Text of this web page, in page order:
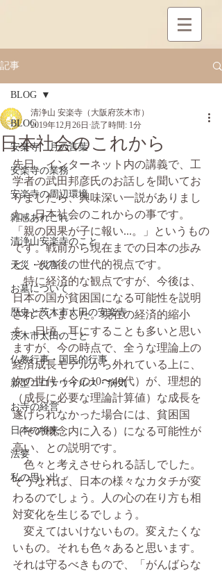
記事
BLOG
安楽寺 月の言葉
安楽寺の業務
安楽寺の周辺環境
雑感あれこれ
清浄山安楽寺のこと
天災・災害
お墓について
歴史と茨木市太田の安楽寺
茨木市太田のこと
仏教行事・国民的行事
新型コロナウイルス・病気
お寺の経営
日本の将来
法要
私の思い出
BLOG
日本社会のこれから
清浄山 安楽寺（大阪府茨木市）
2019年12月26日 読了時間: 1分
先日、インターネット内の講義で、工
学者の武田邦彦氏のお話しを聞いてお
りましたら、興味深い一説がありまし
た。日本社会のこれからの事です。
「親の因果が子に報い...。」というもの
です。戦前から現在までの日本の歩み
と、その後の世代的視点です。
特に経済的な観点ですが、今後は、
日本の国が貧困国になる可能性を説明
されていました。現在の経済的縮小
を、日頃、耳にすることも多いと思い
ますが、今の時点で、全うな理論上の
経済成長モデルから外れている上に、
次の世代（今の10〜40代）が、理想的
（成長に必要な理論計算値）な成長を
遂げられなかった場合には、貧困国
（その概念内に入る）になる可能性が
高い、との説明です。
色々と考えさせられる話しでした。
そうなれば、日本の様々なカタチが変
わるのでしょう。人の心の在り方も相
対変化を生じるでしょう。
変えてはいけないもの。変えたくな
いもの。それも色々あると思います。
それは守るべきもので、「がんばらな